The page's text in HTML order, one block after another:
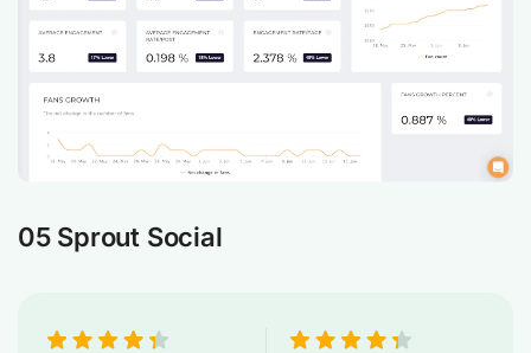
05 Sprout Social